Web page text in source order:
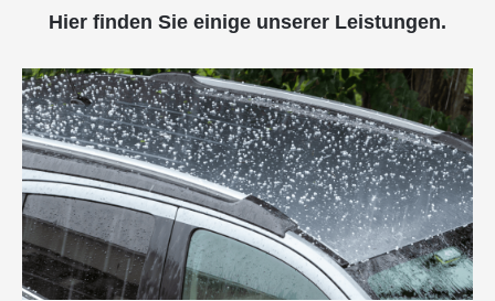
Hier finden Sie einige unserer Leistungen.